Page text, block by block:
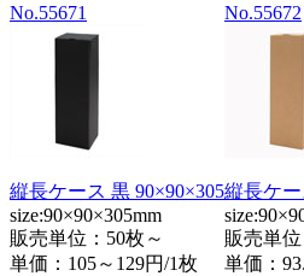
No.55671
縦長ケース 黒 90×90×305
size:90×90×305mm
販売単位：50枚～
単価： 105～129円/1枚
No.55672
縦長ケ
販売単
単価：